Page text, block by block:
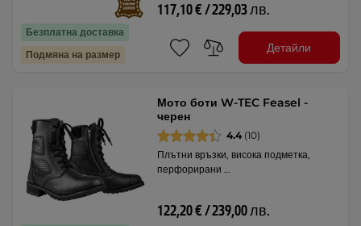
Безплатна доставка
Подмяна на размер
117,10 € / 229,03 лв.
Детайли
Мото боти W-TEC Feasel -
черен
4.4 (10)
Плътни връзки, висока подметка,
перфорирани …
122,20 € / 239,00 лв.